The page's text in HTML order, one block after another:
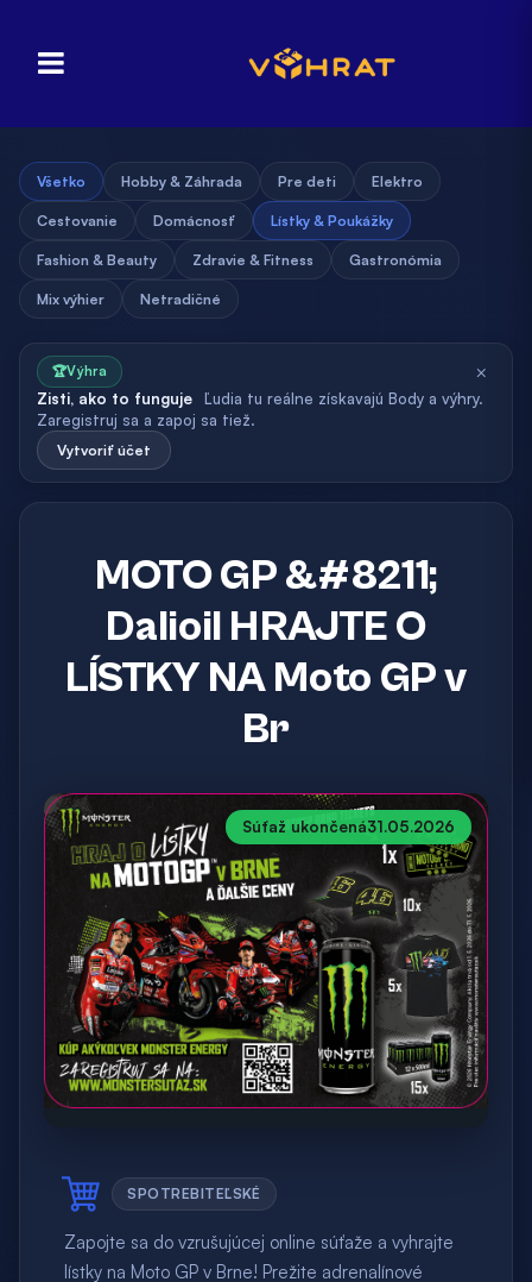
Všetko Hobby & Záhrada Pre deti Elektro
Cestovanie Domácnosť Lístky & Poukážky
Fashion & Beauty Zdravie & Fitness Gastronómia
Mix výhier Netradičné
🏆Výhra
Zisti, ako to funguje
Ľudia tu reálne získavajú Body a výhry.
Zaregistruj sa a zapoj sa tiež.
Vytvoriť účet
×
MOTO GP &#8211;
Dalioil HRAJTE O
LÍSTKY NA Moto GP v
Br
Súťaž ukončená31.05.2026
SPOTREBITEĽSKÉ
Zapojte sa do vzrušujúcej online súťaže a vyhrajte
lístky na Moto GP v Brne! Prežite adrenalínové